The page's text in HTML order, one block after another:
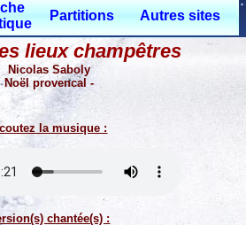
Partitions Autres sites
lieux champêtres
Nicolas Saboly
Noël provencal -
la musique :
chantée(s) :